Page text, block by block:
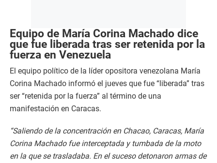
Equipo de María Corina Machado dice
que fue liberada tras ser retenida por la
fuerza en Venezuela
El equipo político de la líder opositora venezolana María
Corina Machado informó el jueves que fue “liberada” tras
ser “retenida por la fuerza” al término de una
manifestación en Caracas.
“Saliendo de la concentración en Chacao, Caracas, María
Corina Machado fue interceptada y tumbada de la moto
en la que se trasladaba. En el suceso detonaron armas de